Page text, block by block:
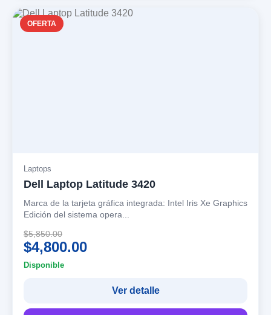
OFERTA
Laptops
Dell Laptop Latitude 3420
Marca de la tarjeta gráfica integrada: Intel Iris Xe Graphics
Edición del sistema opera...
$5,850.00
$4,800.00
Disponible
Ver detalle